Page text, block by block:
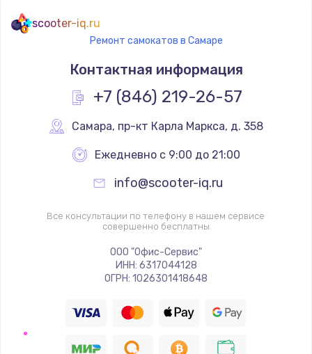
scooter-iq.ru
Ремонт самокатов в Самаре
Контактная информация
+7 (846) 219-26-57
Самара, пр-кт Карла Маркса, д. 358
Ежедневно с 9:00 до 21:00
info@scooter-iq.ru
Все консультации по телефону в нашем сервисе
совершенно бесплатны
ООО "Офис-Сервис"
ИНН: 6317044128
ОГРН: 1026301418648